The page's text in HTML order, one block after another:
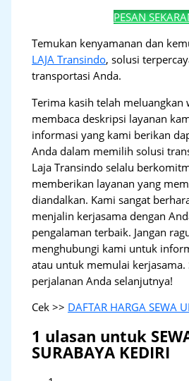
PESAN
Temukan kenyamanan dan
LAJA Transindo, solusi
transportasi Anda.
Terima kasih telah meluangkan
membaca deskripsi layanan
informasi yang kami berikan
Anda dalam memilih solusi
Laja Transindo selalu
memberikan layanan yang
diandalkan. Kami sangat
menjalin kerjasama dengan
pengalaman terbaik. Jangan
menghubungi kami untuk
atau untuk memulai kerjasama.
perjalanan Anda selanjutnya!
Cek >> DAFTAR HARGA SEWA
1 ulasan untuk
SURABAYA KEDIRI